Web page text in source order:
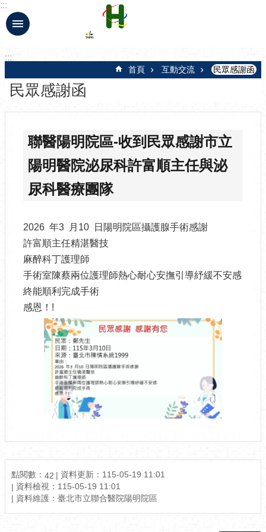
跳到主要內容區塊
:::
:::
首頁 互動交流 民眾感謝函
民眾感謝函
聯醫陽明院區-收到民眾感謝市立
陽明醫院泌尿科許富順主任與泌
尿科醫療團隊
2026 年3 月10 日陽明院區攝護腺手術感謝
許富順主任精湛醫技
麻醉科丁護理師
手術室陳蔡兩位護理師熱心耐心安撫引導紓緩不安感
終能順利完成手術
感恩！!
點閱數： 42
資料更新：115-05-19 11:01
資料檢視：115-05-19 11:01
資料維護：臺北市立聯合醫院陽明院區